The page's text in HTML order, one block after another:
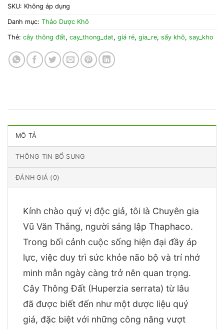
SKU: Không áp dụng
Danh mục: Thảo Dược Khô
Thẻ: cây thông đất, cay_thong_dat, giá rẻ, gia_re, sấy khô, say_kho
MÔ TẢ
THÔNG TIN BỔ SUNG
ĐÁNH GIÁ (0)
Kính chào quý vị độc giả, tôi là Chuyên gia
Vũ Văn Thắng, người sáng lập Thaphaco.
Trong bối cảnh cuộc sống hiện đại đầy áp
lực, việc duy trì sức khỏe não bộ và trí nhớ
minh mẫn ngày càng trở nên quan trọng.
Cây Thông Đất (Huperzia serrata) từ lâu
đã được biết đến như một dược liệu quý
giá, đặc biệt với những công năng vượt